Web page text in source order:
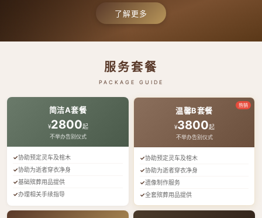
了解更多
服务套餐
PACKAGE GUIDE
简洁A套餐
¥2800起
不举办告别仪式
协助预定灵车及棺木
协助为逝者穿衣净身
基础殡葬用品提供
办理相关手续指导
热销
温馨B套餐
¥3800起
不举办告别仪式
协助预定灵车及棺木
协助为逝者穿衣净身
遗像制作服务
全套殡葬用品提供